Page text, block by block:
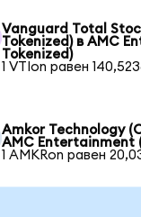
Vanguard Total
Tokenized) в AMC
Tokenized)
1 VTIon равен
Amkor Technology
AMC Entertainment
1 AMKRon равен